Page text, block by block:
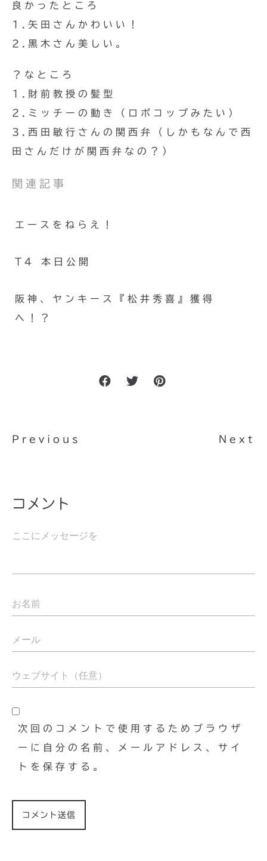
良かったところ
1.矢田さんかわいい！
2.黒木さん美しい。
？なところ
1.財前教授の髪型
2.ミッチーの動き（ロボコップみたい）
3.西田敏行さんの関西弁（しかもなんで西
田さんだけが関西弁なの？）
関連記事
エースをねらえ！
T4 本日公開
阪神、ヤンキース『松井秀喜』獲得
へ！？
Previous Next
コメント
次回のコメントで使用するためブラウザ
ーに自分の名前、メールアドレス、サイ
トを保存する。